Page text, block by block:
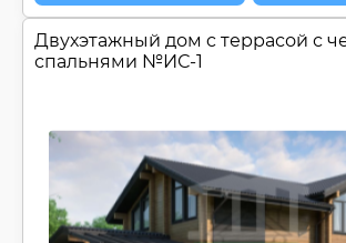
Двухэтажный дом c террасой с
спальнями №ИС-1